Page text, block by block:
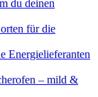
du deinen
für die
Energielieferanten
– mild &